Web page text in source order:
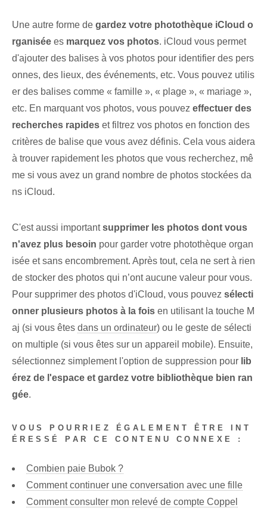
Une autre forme de gardez votre photothèque iCloud o
rganisée es marquez vos photos. iCloud vous permet
d'ajouter des balises à vos photos pour identifier des pers
onnes, des lieux, des événements, etc. Vous pouvez utilis
er des balises comme « famille », « plage », « mariage »,
etc. En marquant vos photos, vous pouvez effectuer des
recherches rapides et filtrez vos photos en fonction des
critères de balise que vous avez définis. Cela vous aidera
à trouver rapidement les photos que vous recherchez, mê
me si vous avez un grand nombre de photos stockées da
ns iCloud.
C'est aussi importantsupprimer les photos dont vous
n'avez plus besoin pour garder votre photothèque organ
isée et sans encombrement. Après tout, cela ne sert à rien
de stocker des photos qui n’ont aucune valeur pour vous.
Pour supprimer des photos d'iCloud, vous pouvez sélecti
onner plusieurs photos à la fois en utilisant la touche M
aj (si vous êtes dans un ordinateur) ou le geste de sélecti
on multiple (si vous êtes sur un appareil mobile). Ensuite,
sélectionnez simplement l'option de suppression pour lib
érez de l'espace et gardez votre bibliothèque bien ran
gée.
VOUS POURRIEZ ÉGALEMENT ÊTRE INT
ÉRESSÉ PAR CE CONTENU CONNEXE :
Combien paie Bubok ?
Comment continuer une conversation avec une fille
Comment consulter mon relevé de compte Coppel